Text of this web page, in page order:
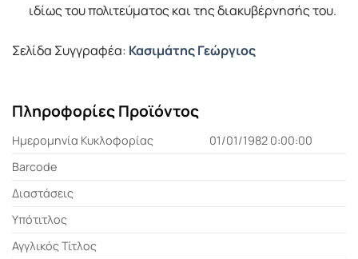
ιδίως του πολιτεύματος και της διακυβέρνησής του.
Σελίδα Συγγραφέα: Κασιμάτης Γεώργιος
Πληροφορίες Προϊόντος
Ημερομηνία Κυκλοφορίας
01/01/1982 0:00:00
Barcode
Διαστάσεις
Υπότιτλος
Αγγλικός Τίτλος